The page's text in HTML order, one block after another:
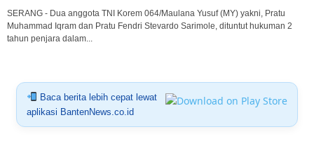
SERANG - Dua anggota TNI Korem 064/Maulana Yusuf (MY) yakni, Pratu
Muhammad Iqram dan Pratu Fendri Stevardo Sarimole, dituntut hukuman 2
tahun penjara dalam...
Baca berita lebih cepat lewat
aplikasi BantenNews.co.id